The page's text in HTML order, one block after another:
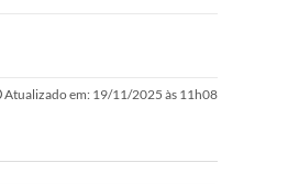
Atualizado em: 19/11/2025 às 11h08